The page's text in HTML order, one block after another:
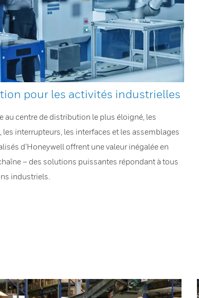
pour les activités industrielles
au centre de distribution le plus éloigné, les
les interrupteurs, les interfaces et les assemblages
d’Honeywell offrent une valeur inégalée en
– des solutions puissantes répondant à tous
industriels.